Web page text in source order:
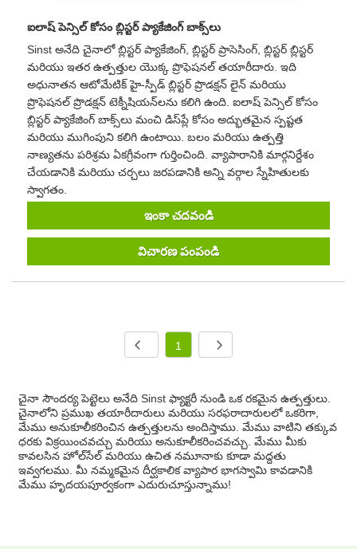
ఐలాష్ పెన్సిల్ కోసం బ్లిస్టర్ ప్యాకేజింగ్ బాక్స్‌లు
Sinst అనేది చైనాలో బ్లిస్టర్ ప్యాకేజింగ్, బ్లిస్టర్ ప్రాసెసింగ్, బ్లిస్టర్ బ్లిస్టర్
మరియు ఇతర ఉత్పత్తుల యొక్క ప్రొఫెషనల్ తయారీదారు. ఇది
అధునాతన ఆటోమేటిక్ హై-స్పీడ్ బ్లిస్టర్ ప్రొడక్షన్ లైన్ మరియు
ప్రొఫెషనల్ ప్రొడక్షన్ టెక్నీషియన్‌లను కలిగి ఉంది. ఐలాష్ పెన్సిల్ కోసం
బ్లిస్టర్ ప్యాకేజింగ్ బాక్స్‌లు మంచి డిస్‌ప్లే కోసం అద్భుతమైన స్పష్టత
మరియు ముగింపుని కలిగి ఉంటాయి. బలం మరియు ఉత్పత్తి
నాణ్యతను పరిశ్రమ ఏకగ్రీవంగా గుర్తించింది. వ్యాపారానికి మార్గనిర్దేశం
చేయడానికి మరియు చర్చలు జరపడానికి అన్ని వర్గాల స్నేహితులకు
స్వాగతం.
ఇంకా చదవండి
విచారణ పంపండి
1
చైనా సౌందర్య పెట్టెలు అనేది Sinst ఫ్యాక్టరీ నుండి ఒక రకమైన ఉత్పత్తులు.
చైనాలోని ప్రముఖ తయారీదారులు మరియు సరఫరాదారులలో ఒకరిగా,
మేము అనుకూలీకరించిన ఉత్పత్తులను అందిస్తాము. మేము వాటిని తక్కువ
ధరకు విక్రయించవచ్చు మరియు అనుకూలీకరించవచ్చు. మేము మీకు
కావలసిన హోల్‌సేల్ మరియు ఉచిత నమూనాకు కూడా మద్దతు
ఇవ్వగలము. మీ నమ్మకమైన దీర్ఘకాలిక వ్యాపార భాగస్వామి కావడానికి
మేము హృదయపూర్వకంగా ఎదురుచూస్తున్నాము!